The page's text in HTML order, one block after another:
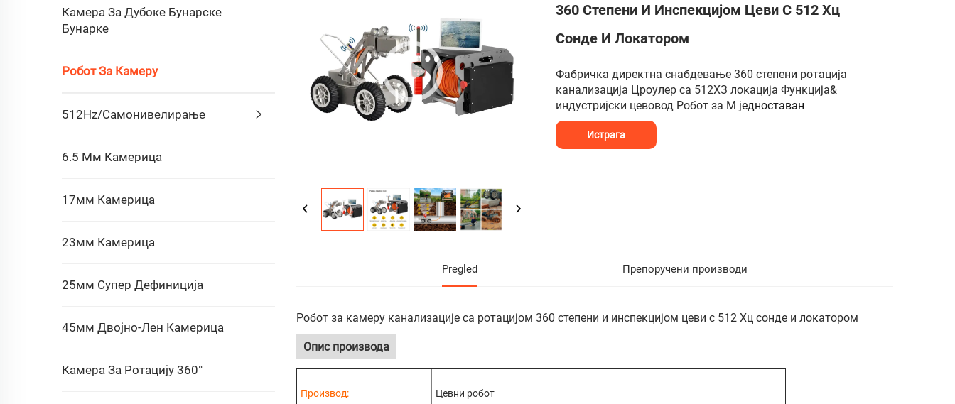
Камера За Дубоке Бунарске
Бунарке
Робот За Камеру
512Hz/самонивелирање
6.5 Мм Камерица
17мм Камерица
23мм Камерица
25мм Супер Дефиниција
45мм Двојно-Лен Камерица
Камера За Ротацију 360°
360 Степени И Инспекцијом Цеви С 512 Хц
Сонде И Локатором
Фабричка директна снабдевање 360 степени ротација
канализација Цроулер са 512ХЗ локација Функција&
индустријски цевовод Робот за М једноставан
Истрага
Pregled Препоручени производи
Робот за камеру канализације са ротацијом 360 степени и инспекцијом цеви с 512 Хц сонде и локатором
Опис производа
Производ: Цевни робот